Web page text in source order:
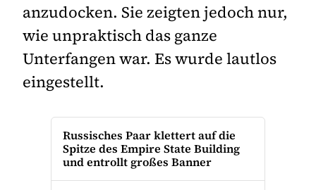
anzudocken. Sie zeigten jedoch nur,
wie unpraktisch das ganze
Unterfangen war. Es wurde lautlos
eingestellt.
Russisches Paar klettert auf die
Spitze des Empire State Building
und entrollt großes Banner